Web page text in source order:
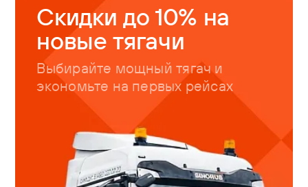
Скидки до 10% на
новые тягачи
Выбирайте мощный тягач и
экономьте на первых рейсах